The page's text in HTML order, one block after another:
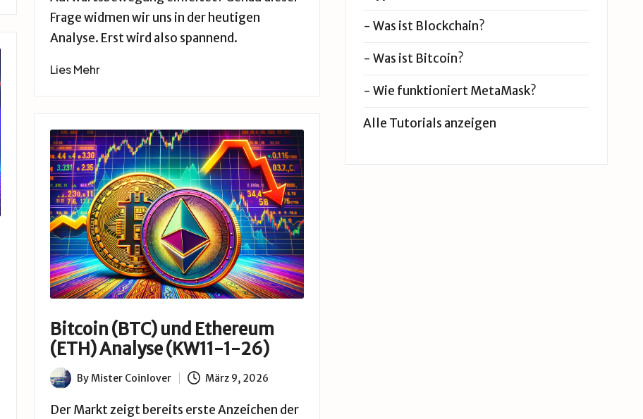
Frage widmen wir uns in der heutigen
Analyse. Erst wird also spannend.
Lies Mehr
Bitcoin (BTC) und Ethereum
(ETH) Analyse (KW11-1-26)
Posted
by
By Mister Coinlover März 9, 2026
Der Markt zeigt bereits erste Anzeichen der
- Was ist Blockchain?
- Was ist Bitcoin?
- Wie funktioniert MetaMask?
Alle Tutorials anzeigen